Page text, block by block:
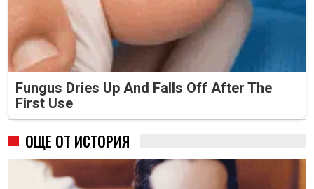
Fungus Dries Up And Falls Off After The
First Use
ОЩЕ ОТ ИСТОРИЯ